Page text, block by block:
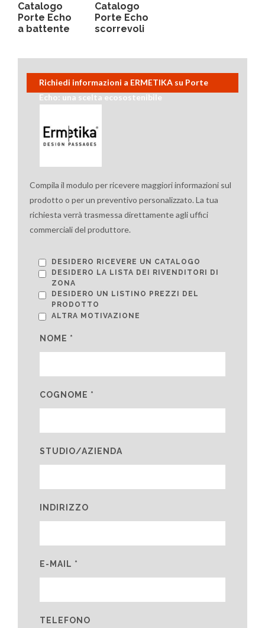
Catalogo
Porte Echo
a battente
Catalogo
Porte Echo
scorrevoli
Richiedi informazioni a ERMETIKA su Porte
Echo: una scelta ecosostenibile
Compila il modulo per ricevere maggiori informazioni sul
prodotto o per un preventivo personalizzato. La tua
richiesta verrà trasmessa direttamente agli uffici
commerciali del produttore.
DESIDERO RICEVERE UN CATALOGO
DESIDERO LA LISTA DEI RIVENDITORI DI
ZONA
DESIDERO UN LISTINO PREZZI DEL
PRODOTTO
ALTRA MOTIVAZIONE
NOME *
COGNOME *
STUDIO/AZIENDA
INDIRIZZO
E-MAIL *
TELEFONO